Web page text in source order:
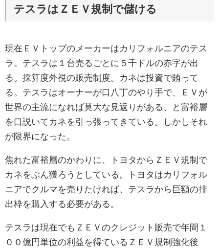
テスラはＺＥＶ規制で儲ける
現在ＥＶトップのメーカーはカリフォルニアのテス
ラ。テスラは１台売るごとに５千ドルの赤字が出
る。採算度外視の販売制度。カネは投資で賄って
る。テスラはオーナーが口八丁のやり手で、ＥＶが
世界の主流になれば莫大な見返りがある、と富裕層
を口説いてカネを引っ張ってきている。しかしそれ
が限界になった。
焦れた富裕層のかわりに、トヨタからＺＥＶ規制で
カネをぶん獲ろうとしている。トヨタはカリフォル
ニアでクルマを売りたければ、テスラから巨額の排
出枠を購入する必要がある。
テスラは現在でもＺＥＶのクレジット販売で年間１
００億円単位の利益を得ているＺＥＶ規制強化後